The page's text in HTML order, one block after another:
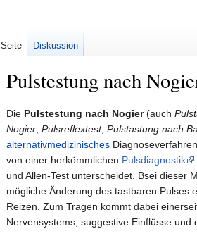
Pulstestung nach
Zur
Navigation
springen
Zur
Suche
springen
Die Pulstestung nach Nogier(auch
Nogier, Pulsreflextest, Pulstastung nach
alternativmedizinisches
von einer herkömmlichen Pulsdiagnostik
und Allen-Test unterscheidet. Bsei dieser
mögliche Änderung des tastbaren Pulses
Reizen. Zum Tragen kommt dabei
Nervensystems, suggestive Einflüsse und
Seite Diskussion